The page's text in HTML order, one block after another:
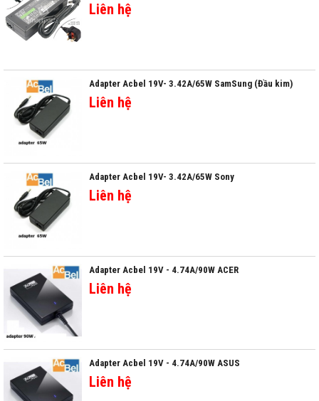
Liên hệ
Adapter Acbel 19V- 3.42A/65W SamSung (Đầu kim)
Liên hệ
Adapter Acbel 19V- 3.42A/65W Sony
Liên hệ
Adapter Acbel 19V - 4.74A/90W ACER
Liên hệ
Adapter Acbel 19V - 4.74A/90W ASUS
Liên hệ